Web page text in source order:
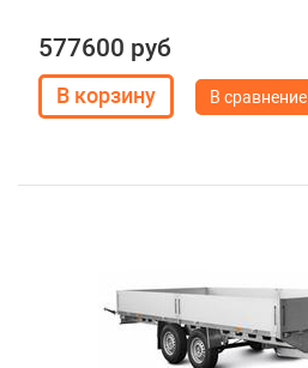
577600 руб
В сравнение